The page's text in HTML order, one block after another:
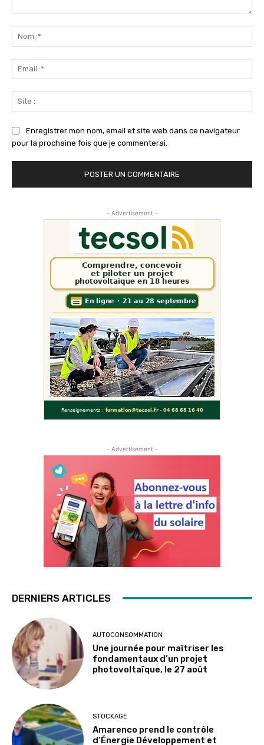
Enregistrer mon nom, email et site web dans ce navigateur
pour la prochaine fois que je commenterai.
- Advertisement -
- Advertisement -
DERNIERS ARTICLES
AUTOCONSOMMATION
Une journée pour maîtriser les
fondamentaux d’un projet
photovoltaïque, le 27 août
STOCKAGE
Amarenco prend le contrôle
d’Énergie Développement et